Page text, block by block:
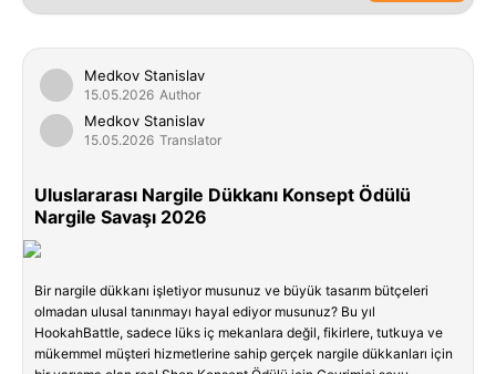
Medkov Stanislav
15.05.2026 Author
Medkov Stanislav
15.05.2026 Translator
Uluslararası Nargile Dükkanı Konsept Ödülü
Nargile Savaşı 2026
Bir nargile dükkanı işletiyor musunuz ve büyük tasarım bütçeleri
olmadan ulusal tanınmayı hayal ediyor musunuz? Bu yıl
HookahBattle, sadece lüks iç mekanlara değil, fikirlere, tutkuya ve
mükemmel müşteri hizmetlerine sahip gerçek nargile dükkanları için